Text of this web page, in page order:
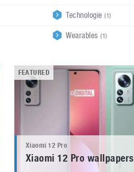
Technologie(1)
Wearables(1)
FEATURED
Xiaomi 12 Pro
Xiaomi 12 Pro wallpapers